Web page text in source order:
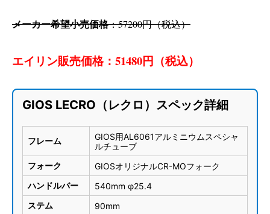
メーカー希望小売価格：57200円（税込）
エイリン販売価格：51480円（税込）
GIOS LECRO（レクロ）スペック詳細
フレーム
GIOS用AL6061アルミニウムスペシャ
ルチューブ
フォーク
GIOSオリジナルCR-MOフォーク
ハンドルバー
540mm φ25.4
ステム
90mm